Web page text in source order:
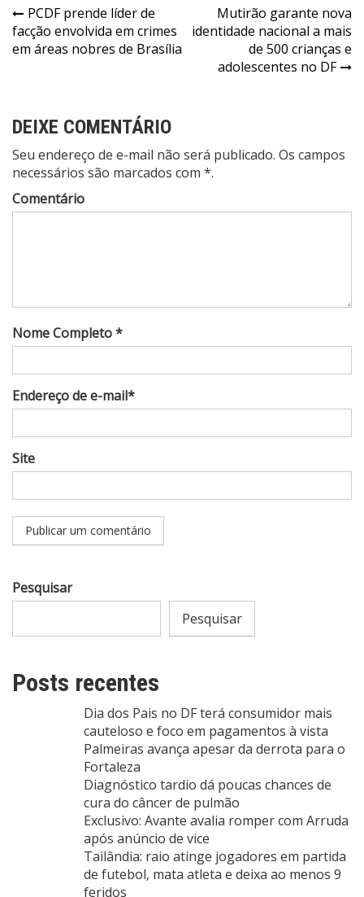
Navegação
de
PCDF prende líder de
facção envolvida em crimes
em áreas nobres de Brasília
Mutirão garante nova
identidade nacional a mais
de 500 crianças e
adolescentes no DF
DEIXE COMENTÁRIO
Seu endereço de e-mail não será publicado. Os campos
necessários são marcados com *.
Comentário
Nome Completo *
Endereço de e-mail*
Site
Pesquisar
Pesquisar
Posts recentes
Dia dos Pais no DF terá consumidor mais
cauteloso e foco em pagamentos à vista
Palmeiras avança apesar da derrota para o
Fortaleza
Diagnóstico tardio dá poucas chances de
cura do câncer de pulmão
Exclusivo: Avante avalia romper com Arruda
após anúncio de vice
Tailândia: raio atinge jogadores em partida
de futebol, mata atleta e deixa ao menos 9
feridos